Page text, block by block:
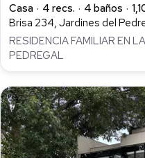
Casa
4 recs. 4 baños
Brisa 234, Jardines del
RESIDENCIA FAMILIAR EN
PEDREGAL